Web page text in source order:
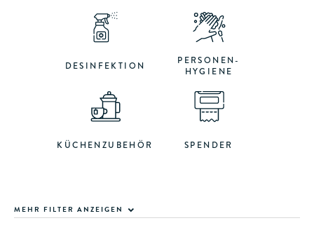
DESINFEKTION
PERSONEN-
HYGIENE
KÜCHENZUBEHÖR SPENDER
MEHR FILTER ANZEIGEN